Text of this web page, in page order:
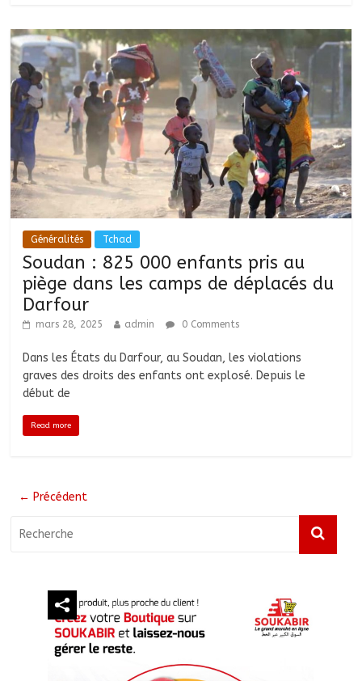
Généralités Tchad
Soudan : 825 000 enfants pris au
piège dans les camps de déplacés du
Darfour
mars 28, 2025 admin 0 Comments
Dans les États du Darfour, au Soudan, les violations
graves des droits des enfants ont explosé. Depuis le
début de
Read more
← Précédent